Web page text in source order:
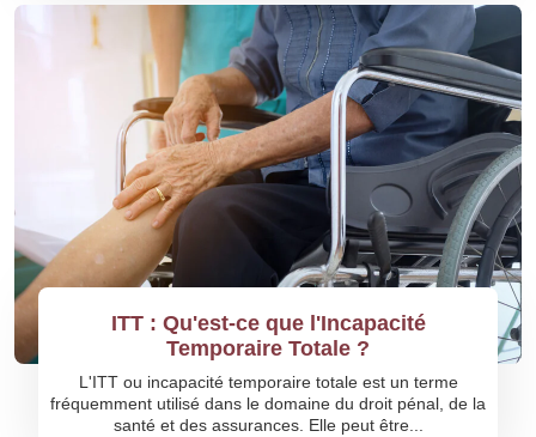
ITT : Qu'est-ce que l'Incapacité
Temporaire Totale ?
L'ITT ou incapacité temporaire totale est un terme
fréquemment utilisé dans le domaine du droit pénal, de la
santé et des assurances. Elle peut être...